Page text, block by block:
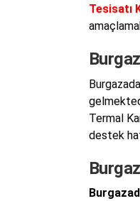
Tesisatı
Termal
destek